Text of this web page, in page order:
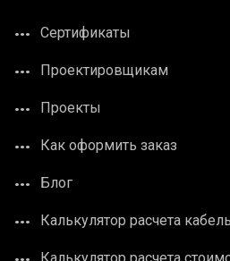
Сертификаты
Проектировщикам
Проекты
Как оформить заказ
Блог
Калькулятор расчета